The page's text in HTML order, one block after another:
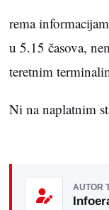
rema
u 5.15 časova,
teretnim
Ni na naplatnim
AUTOR